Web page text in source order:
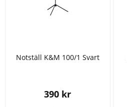
Notställ K&M 100/1 Svart
390 kr